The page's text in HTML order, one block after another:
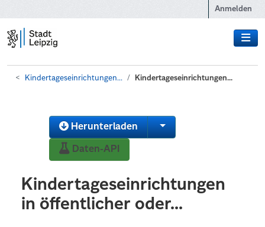
Anmelden
Kindertageseinrichtungen... Kindertageseinrichtungen...
Herunterladen
Daten-API
Kindertageseinrichtungen
in öffentlicher oder...